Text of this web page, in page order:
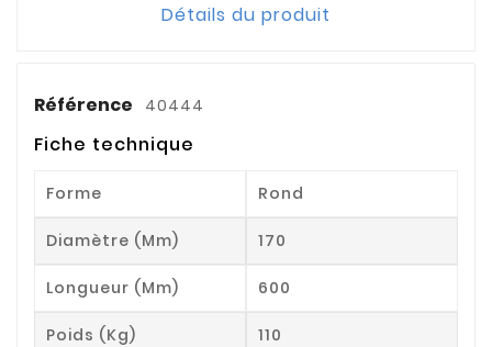
Détails du produit
Référence 40444
Fiche technique
Forme Rond
Diamètre (mm) 170
Longueur (mm) 600
Poids (kg) 110